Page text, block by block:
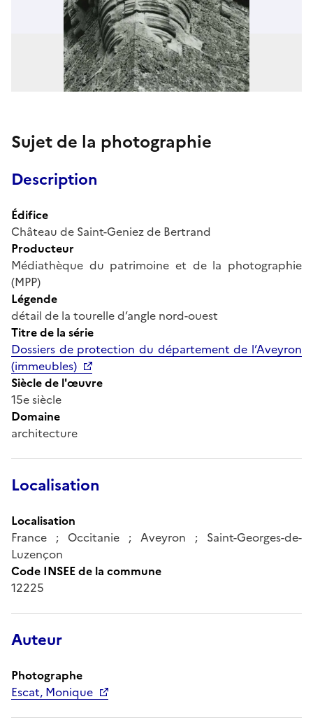
Sujet de la photographie
Description
Édifice
Château de Saint-Geniez de Bertrand
Producteur
Médiathèque du patrimoine et de la photographie
(MPP)
Légende
détail de la tourelle d’angle nord-ouest
Titre de la série
Dossiers de protection du département de l’Aveyron
(immeubles)
Siècle de l'œuvre
15e siècle
Domaine
architecture
Localisation
Localisation
France ; Occitanie ; Aveyron ; Saint-Georges-de-
Luzençon
Code INSEE de la commune
12225
Auteur
Photographe
Escat, Monique